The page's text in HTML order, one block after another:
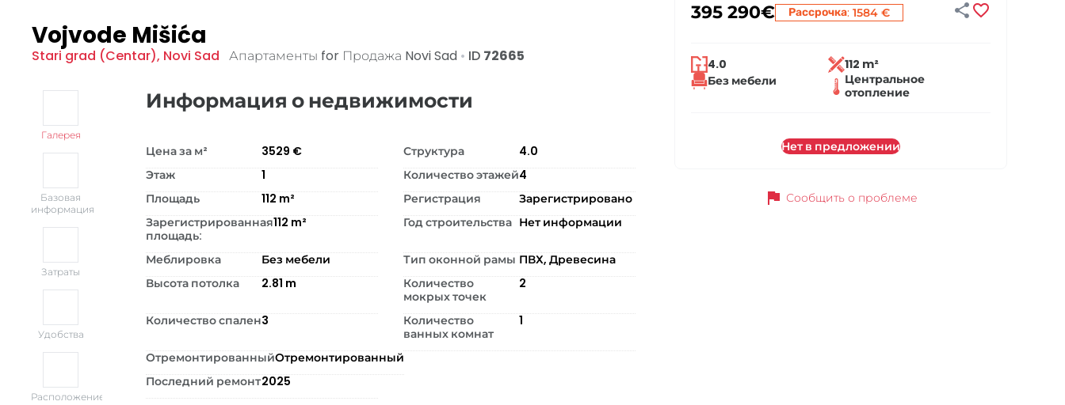
Vojvode Mišića
Stari grad (Centar), Novi Sad Апартаменты for Продажа Novi Sad • ID 72665
Галерея
Базовая
информация
Затраты
Удобства
Расположение
Информация о недвижимости
Цена за м² 3529 € Структура
4.0
Этаж
1 Количество этажей4
Площадь
112 m² Регистрация
Зарегистрировано
Зарегистрированная
площадь:
112 m² Год строительства Нет информации
Меблировка Без мебели Тип оконной рамы ПВХ, Древесина
Высота потолка
2.81 m
Количество
мокрых точек
2
Количество спален3
Количество
ванных комнат
1
ОтремонтированныйОтремонтированный
Последний ремонт2025
395 290€ Рассрочка: 1584 €  
4.0
112 m²
Без мебели
Центральное
отопление
Нет в предложении
flag Сообщить о проблеме